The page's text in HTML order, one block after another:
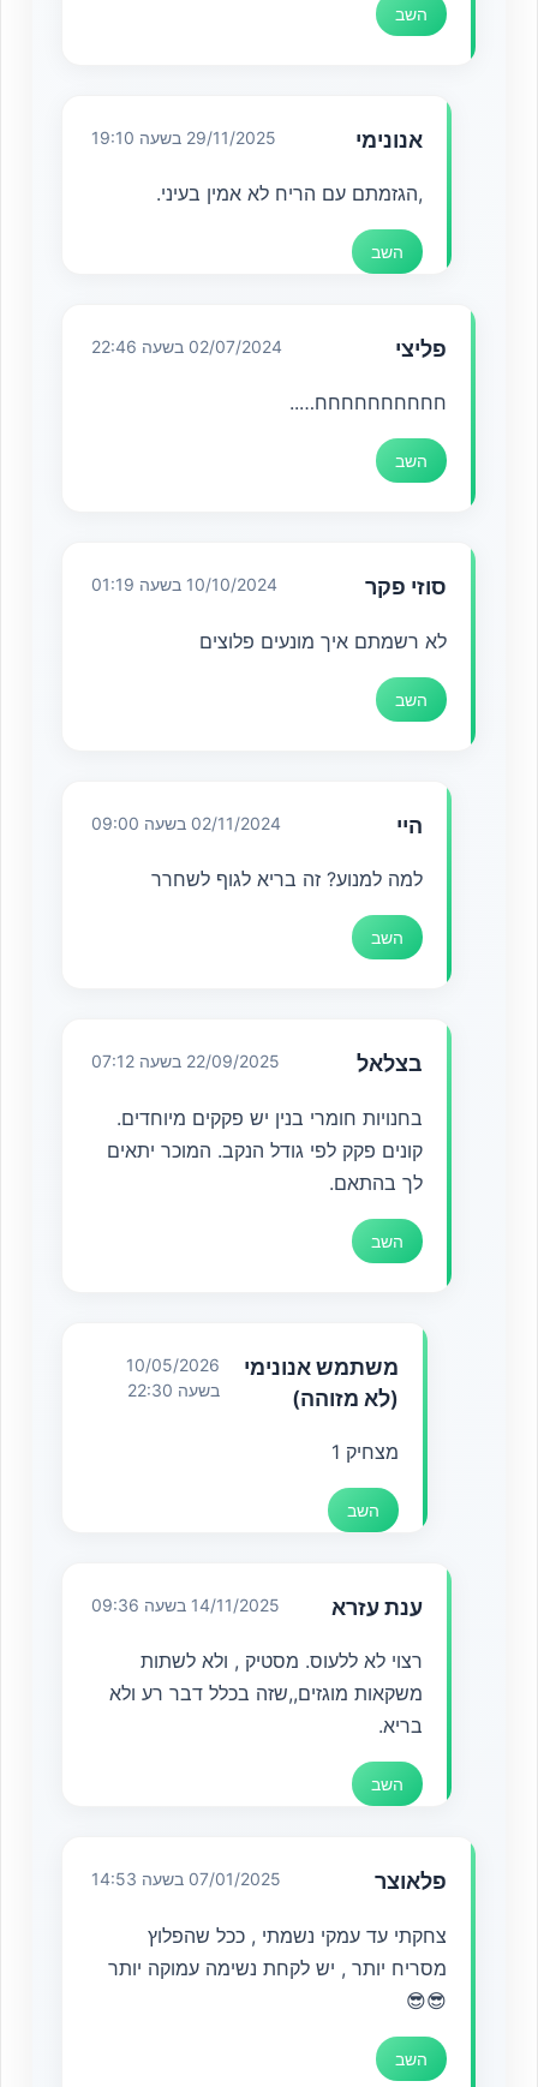
השב
אנונימי 29/11/2025 בשעה 19:10
,הגזמתם עם הריח לא אמין בעיני.
השב
פליצי 02/07/2024 בשעה 22:46
חחחחחחחחחח…..
השב
סוזי פקר 10/10/2024 בשעה 01:19
לא רשמתם איך מונעים פלוצים
השב
היי 02/11/2024 בשעה 09:00
למה למנוע? זה בריא לגוף לשחרר
השב
בצלאל 22/09/2025 בשעה 07:12
בחנויות חומרי בנין יש פקקים מיוחדים.
קונים פקק לפי גודל הנקב. המוכר יתאים
לך בהתאם.
השב
משתמש אנונימי
(לא מזוהה)
10/05/2026
בשעה 22:30
מצחיק 1
השב
ענת עזרא 14/11/2025 בשעה 09:36
רצוי לא ללעוס. מסטיק , ולא לשתות
משקאות מוגזים,,שזה בכלל דבר רע ולא
בריא.
השב
פלאוצר 07/01/2025 בשעה 14:53
צחקתי עד עמקי נשמתי , ככל שהפלוץ
מסריח יותר , יש לקחת נשימה עמוקה יותר
😎😎
השב